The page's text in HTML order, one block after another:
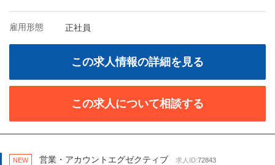
雇用形態 正社員
この求人情報の詳細を見る
この求人について相談する
NEW 営業・アカウントエグゼクティブ 求人ID:72843